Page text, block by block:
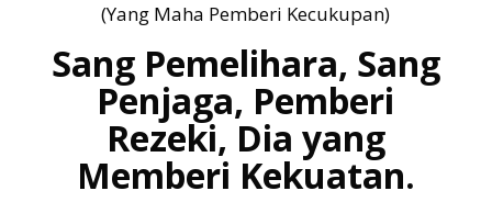
(Yang Maha Pemberi Kecukupan)
Sang Pemelihara, Sang
Penjaga, Pemberi
Rezeki, Dia yang
Memberi Kekuatan.